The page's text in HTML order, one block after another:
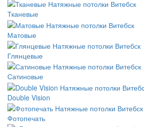
Тканевые
Матовые
Глянцевые
Сатиновые
Double Vision
Фотопечать